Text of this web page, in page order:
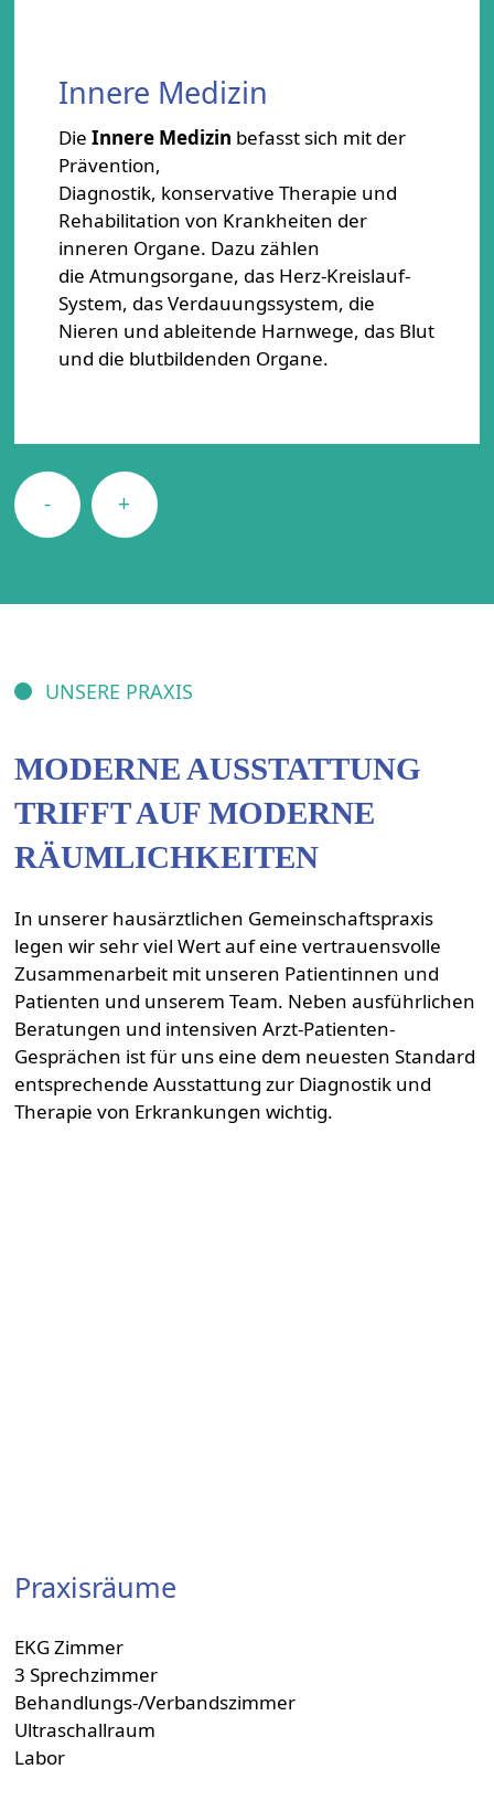
Innere Medizin
Die Innere Medizin befasst sich mit der
Prävention,
Diagnostik, konservative Therapie und
Rehabilitation von Krankheiten der
inneren Organe. Dazu zählen
die Atmungsorgane, das Herz-Kreislauf-
System, das Verdauungssystem, die
Nieren und ableitende Harnwege, das Blut
und die blutbildenden Organe.
UNSERE PRAXIS
MODERNE AUSSTATTUNG
TRIFFT AUF MODERNE
RÄUMLICHKEITEN
In unserer hausärztlichen Gemeinschaftspraxis
legen wir sehr viel Wert auf eine vertrauensvolle
Zusammenarbeit mit unseren Patientinnen und
Patienten und unserem Team. Neben ausführlichen
Beratungen und intensiven Arzt-Patienten-
Gesprächen ist für uns eine dem neuesten Standard
entsprechende Ausstattung zur Diagnostik und
Therapie von Erkrankungen wichtig.
Praxisräume
EKG Zimmer
3 Sprechzimmer
Behandlungs-/Verbandszimmer
Ultraschallraum
Labor